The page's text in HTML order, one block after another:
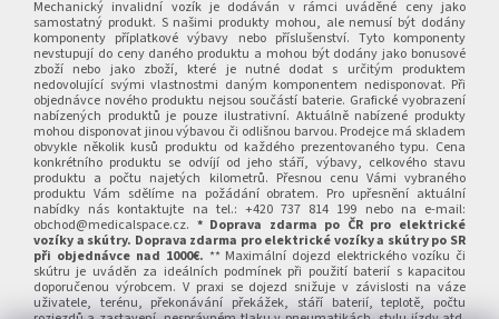
Mechanický invalidní vozík je dodáván v rámci uváděné ceny jako
samostatný produkt. S našimi produkty mohou, ale nemusí být dodány
komponenty příplatkové výbavy nebo příslušenství. Tyto komponenty
nevstupují do ceny daného produktu a mohou být dodány jako bonusové
zboží nebo jako zboží, které je nutné dodat s určitým produktem
nedovolující svými vlastnostmi daným komponentem nedisponovat. Při
objednávce nového produktu nejsou součástí baterie. Grafické vyobrazení
nabízených produktů je pouze ilustrativní. Aktuálně nabízené produkty
mohou disponovat jinou výbavou či odlišnou barvou. Prodejce má skladem
obvykle několik kusů produktu od každého prezentovaného typu. Cena
konkrétního produktu se odvíjí od jeho stáří, výbavy, celkového stavu
produktu a počtu najetých kilometrů. Přesnou cenu Vámi vybraného
produktu Vám sdělíme na požádání obratem. Pro upřesnění aktuální
nabídky nás kontaktujte na tel.: +420 737 814 199 nebo na e-mail:
obchod@medicalspace.cz. * Doprava zdarma po ČR pro elektrické
vozíky a skútry. Doprava zdarma pro elektrické vozíky a skútry po SR
při objednávce nad 1000€. ** Maximální dojezd elektrického vozíku či
skútru je uváděn za ideálních podmínek při použití baterií s kapacitou
doporučenou výrobcem. V praxi se dojezd snižuje v závislosti na váze
uživatele, terénu, překonávání překážek, stáří baterií, teplotě, počtu